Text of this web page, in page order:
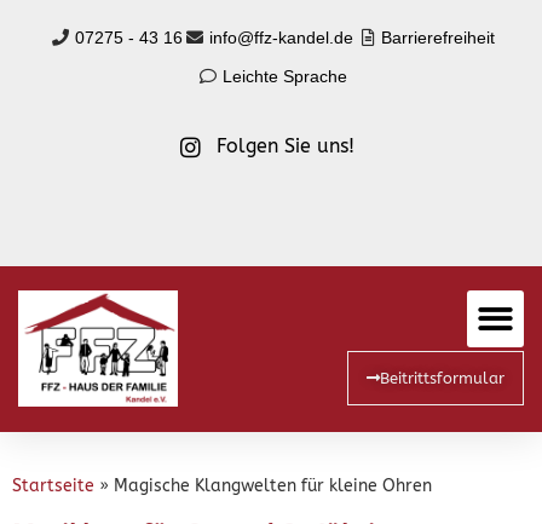
Folgen Sie uns!
07275 - 43 16 info@ffz-kandel.de
Barrierefreiheit
Leichte Sprache
Beitrittsformular
Startseite » Magische Klangwelten für kleine Ohren